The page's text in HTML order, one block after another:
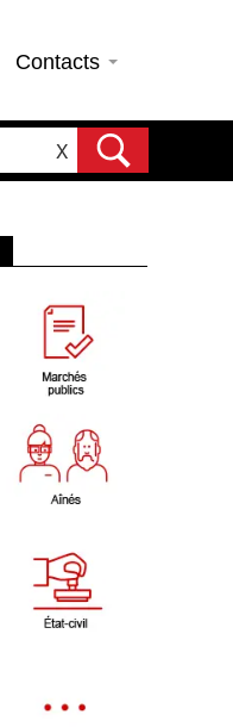
Contacts
X